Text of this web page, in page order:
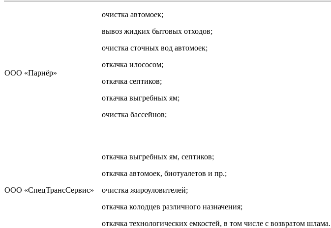
ООО «Парнёр»
очистка автомоек;
вывоз жидких бытовых отходов;
очистка сточных вод автомоек;
откачка илососом;
откачка септиков;
откачка выгребных ям;
очистка бассейнов;
ООО «СпецТрансСервис»
откачка выгребных ям, септиков;
откачка автомоек, биотуалетов и пр.;
очистка жироуловителей;
откачка колодцев различного назначения;
откачка технологических емкостей, в том числе с возвратом шлама.